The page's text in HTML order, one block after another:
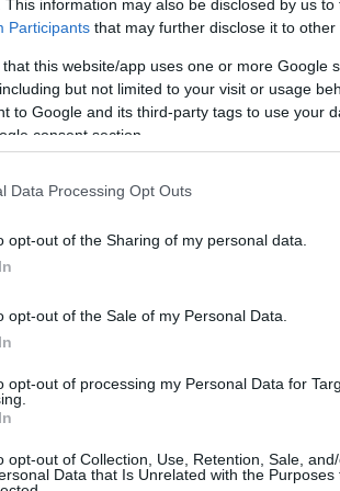
This information may also be disclosed by us
Participants that may further disclose it to other
that this website/app uses one or more Google
but not limited to your visit or usage
to Google and its third-party tags to use your
consent section.
Data Processing Opt Outs
opt-out of the Sharing of my personal data.
opt-out of the Sale of my Personal Data.
opt-out of processing my Personal Data for
opt-out of Collection, Use, Retention, Sale,
Data that Is Unrelated with the Purposes
kapcsolatra, hogy az éppen aktívan
fogadtatásratalált, amely komoly
beférkőzött a mindennapjaikba is. A
élt, de az énekesnő
a birtokot pedig nemsokára